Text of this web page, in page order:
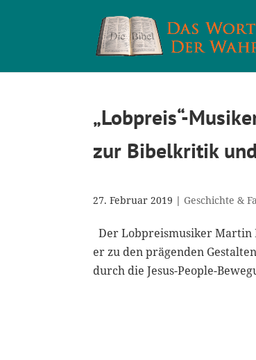
„Lobpreis“-
zur Bibelkritik
27. Februar 2019 |Geschichte &
Der Lobpreismusiker Martin
er zu den prägenden
durch die Jesus-People-